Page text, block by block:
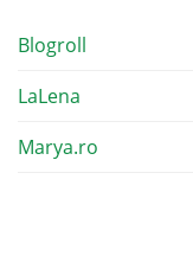
Blogroll
LaLena
Marya.ro